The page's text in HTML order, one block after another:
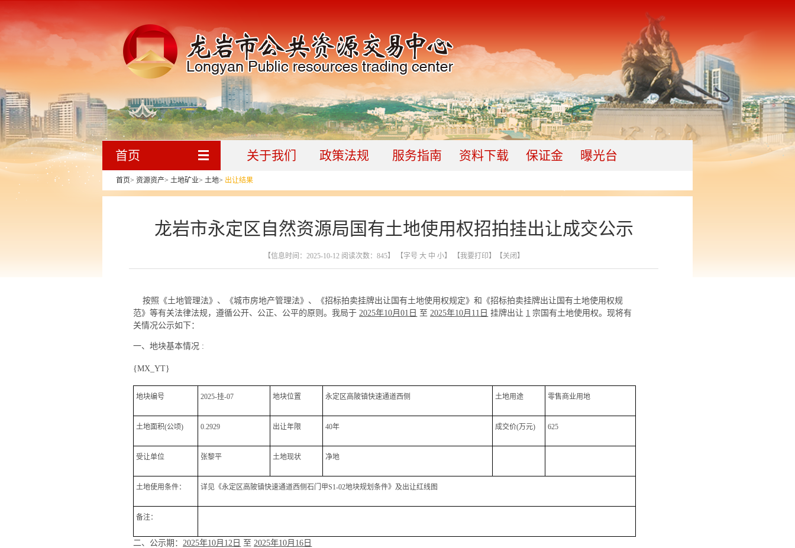
首页 关于我们 政策法规 服务指南 资料下载 保证金 曝光台
首页> 资源资产> 土地矿业> 土地> 出让结果
龙岩市永定区自然资源局国有土地使用权招拍挂出让成交公示
【信息时间：2025-10-12 阅读次数： 845】 【字号 大 中 小】 【我要打印】 【关闭】
按照《土地管理法》、《城市房地产管理法》、《招标拍卖挂牌出让国有土地使用权规定》和《招标拍卖挂牌出让国有土地使用权规
范》等有关法律法规，遵循公开、公正、公平的原则。我局于2025年10月01日 至2025年10月11日 挂牌出让 1 宗国有土地使用权。现将有
关情况公示如下：
一、地块基本情况 :
{MX_YT}
地块编号 2025-挂-07 地块位置 永定区高陂镇快速通道西侧 土地用途 零售商业用地
土地面积(公顷) 0.2929 出让年限 40年 成交价(万元) 625
受让单位 张黎平 土地现状 净地
土地使用条件： 详见《永定区高陂镇快速通道西侧石门甲S1-02地块规划条件》及出让红线图
备注：
二、公示期：2025年10月12日 至2025年10月16日